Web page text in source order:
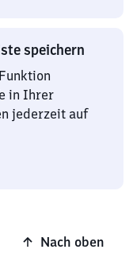
speichern
in Ihrer
jederzeit auf
Nach oben